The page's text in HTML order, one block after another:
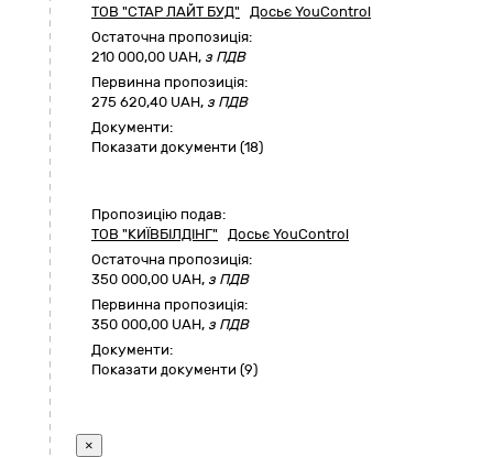
ТОВ "СТАР ЛАЙТ БУД" Досьє YouControl
Остаточна пропозиція:
210 000,00 UAH, з ПДВ
Первинна пропозиція:
275 620,40 UAH, з ПДВ
Документи:
Показати документи (18)
Пропозицію подав:
ТОВ "КИЇВБІЛДІНГ" Досьє YouControl
Остаточна пропозиція:
350 000,00 UAH, з ПДВ
Первинна пропозиція:
350 000,00 UAH, з ПДВ
Документи:
Показати документи (9)
×